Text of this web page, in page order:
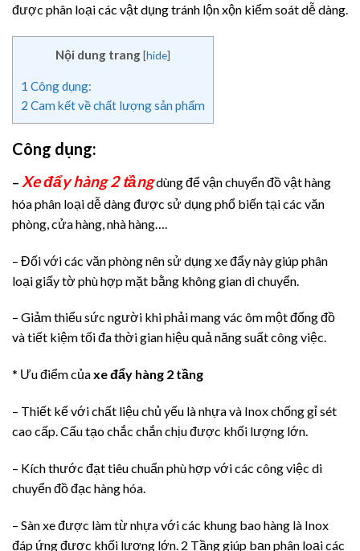
được phân loại các vật dụng tránh lộn xộn kiểm soát dễ dàng.
Nội dung trang[hide]
1 Công dụng:
2 Cam kết về chất lượng sản phẩm
Công dụng:
– Xe đẩy hàng 2 tầngdùng để vận chuyển đồ vật hàng
hóa phân loại dễ dàng được sử dụng phổ biến tại các văn
phòng, cửa hàng, nhà hàng….
– Đối với các văn phòng nên sử dụng xe đẩy này giúp phân
loại giấy tờ phù hợp mặt bằng không gian di chuyển.
– Giảm thiểu sức người khi phải mang vác ôm một đống đồ
và tiết kiệm tối đa thời gian hiệu quả năng suất công việc.
* Ưu điểm củaxe đẩy hàng 2 tầng
– Thiết kế với chất liệu chủ yếu là nhựa và Inox chống gỉ sét
cao cấp. Cấu tạo chắc chắn chịu được khối lượng lớn.
– Kích thước đạt tiêu chuẩn phù hợp với các công việc di
chuyển đồ đạc hàng hóa.
– Sàn xe được làm từ nhựa với các khung bao hàng là Inox
đáp ứng được khối lượng lớn. 2 Tầng giúp bạn phân loại các